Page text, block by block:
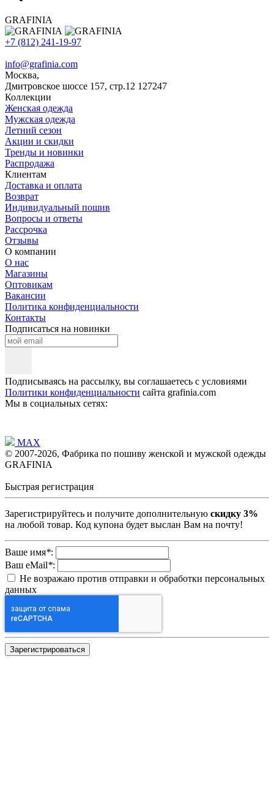
GRAFINIA
+7 (812) 241-19-97
info@grafinia.com
Москва,
Дмитровское шоссе 157, стр.12 127247
Коллекции
Женская одежда
Мужская одежда
Летний сезон
Акции и скидки
Тренды и новинки
Распродажа
Клиентам
Доставка и оплата
Возврат
Индивидуальный пошив
Вопросы и ответы
Рассрочка
Отзывы
О компании
О нас
Магазины
Оптовикам
Вакансии
Политика конфиденциальности
Контакты
Подписаться на новинки
Подписываясь на рассылку, вы соглашаетесь с условиями
Политики конфиденциальности сайта grafinia.com
Мы в социальных сетях:
MAX
© 2007-2026, Фабрика по пошиву женской и мужской одежды
GRAFINIA
Быстрая регистрация
Зарегистрируйтесь и получите дополнительную скидку 3%
на любой товар. Код купона будет выслан Вам на почту!
Ваше имя*:
Ваш eMail*:
Не возражаю против отправки и обработки персональных
данных